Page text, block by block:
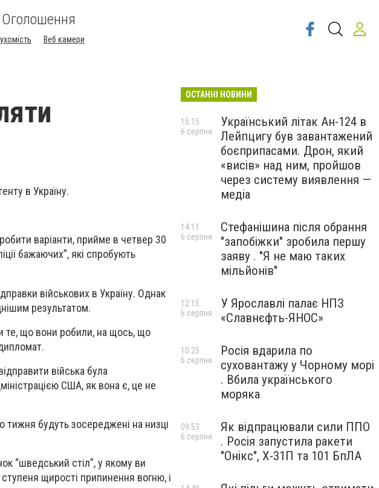
Оголошення
Веб камери
в Україну.
варіанти, прийме в четвер 30
бажаючих”, які спробують
військових в Україну. Однак
результатом.
те, що вони робили, на щось, що
війська була
США, як вона є, це не
тижня будуть зосереджені на низці
“шведський стіл”, у якому ви
щирості припинення вогню, і
ОСТАННІ НОВИНИ
Український літак Ан-124 в
Лейпцигу був завантажений
боєприпасами. Дрон, який
«висів» над ним, пройшов
через систему виявлення —
медіа
15:15
6 серпня
Стефанішина після обрання
"запобіжки" зробила першу
заяву . "Я не маю таких
мільйонів"
14:11
6 серпня
У Ярославлі палає НПЗ
«Славнєфть-ЯНОС»
12:15
6 серпня
Росія вдарила по
суховантажу у Чорному морі
. Вбила українського
моряка
10:25
6 серпня
Як відпрацювали сили ППО
. Росія запустила ракети
"Онікс", Х-31П та 101 БпЛА
09:53
6 серпня